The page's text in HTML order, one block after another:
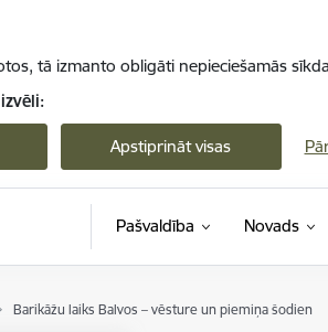
tā izmanto obligāti nepieciešamās
Apstiprināt visas
Pašvaldība Novads
Barikāžu laiks Balvos – vēsture un piemiņa šodien